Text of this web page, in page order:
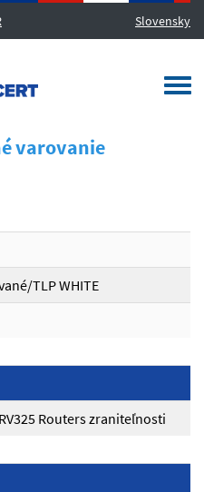
Slovensky
varovanie
TLP WHITE
Routers zraniteľnosti